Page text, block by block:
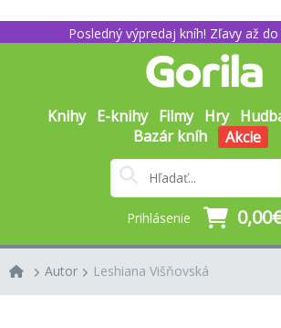
Posledný výpredaj kníh! Zľavy až
Knihy E-knihy Filmy Hry
Bazár kníh
Akcie
Prihlásenie
Autor Leshiana Višňovská